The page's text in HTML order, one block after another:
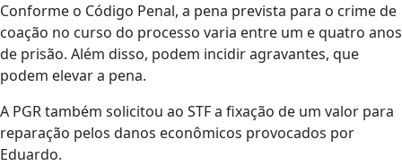
Conforme o Código Penal, a pena prevista para o crime de
coação no curso do processo varia entre um e quatro anos
de prisão. Além disso, podem incidir agravantes, que
podem elevar a pena.
A PGR também solicitou ao STF a fixação de um valor para
reparação pelos danos econômicos provocados por
Eduardo.